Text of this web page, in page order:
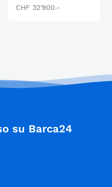
CHF 32'900.-
su Barca24